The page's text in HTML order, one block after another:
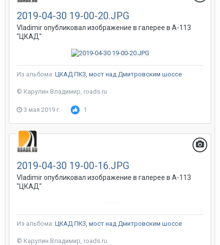
2019-04-30 19-00-20.JPG
Vladimirопубликовал изображение в галерее в А-113
"ЦКАД"
Из альбома: ЦКАД ПК3, мост над Дмитровским шоссе
© Карулин Владимир, roads.ru
3 мая 2019 г. 1
2019-04-30 19-00-16.JPG
Vladimirопубликовал изображение в галерее в А-113
"ЦКАД"
Из альбома: ЦКАД ПК3, мост над Дмитровским шоссе
© Карулин Владимир, roads.ru